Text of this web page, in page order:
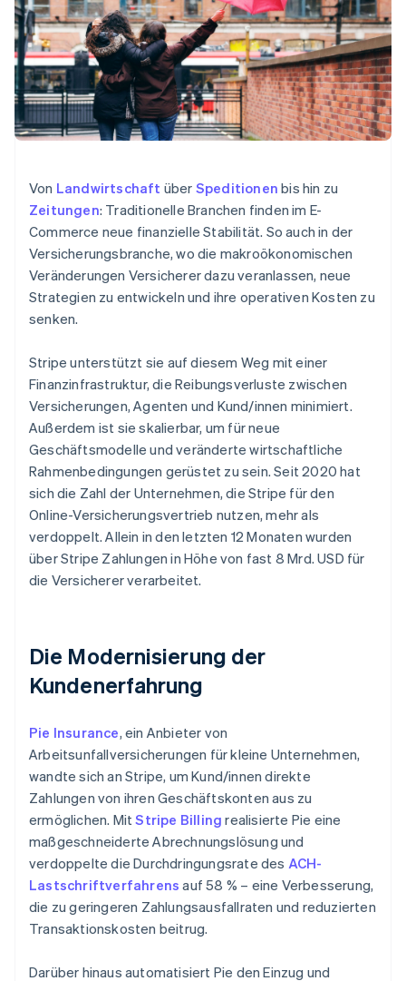
Zugriff auf mehr als
125
Terminal
Zahlungen vor Ort
Authorization
Boost
Optimierung der
Autorisierungsraten
Bezahlvorgang
Financial
Connections
Verbundene
Finanzdaten
Data Pipeline
Datensynchronisierung
Ausblick
Radar
Betrugsprävention
Start-up-Gründung
CO₂-Entnahme
Identity
Online-Identitätsprüfung
Stripe-Sessions 2026
Erfahren Sie, wie Stripe Lösungen für die
Jetzt ansehen
Geldmanagement
Plattformen
SaaS
Nach Branche
Gaming
Bewirtung, Reisen und
Versicherungen
Medien und
Unterhaltung
Organisationen
Ecosystem
Partner
Stripe App-Marktplatz
Marktplatz auf
Grundlagen der
Abonnementverwaltung
So setzen Sie
nutzungsbasierte
Abrechnung um
Stablecoin-gestützte
Karten ausgeben: So
Verwaltung von
Diensten mit Agenten
Ressourcen
API-Status
Produkt-Roadmap
Stripe Sessions
Karriere
Newsroom
Stripe Press
Sales-Team
kontaktieren
Partner werden
Von Landwirtschaft über Speditionen bis hin zu
Zeitungen: Traditionelle Branchen finden im E-
Commerce neue finanzielle Stabilität. So auch in der
Versicherungsbranche, wo die makroökonomischen
Veränderungen Versicherer dazu veranlassen, neue
Strategien zu entwickeln und ihre operativen Kosten zu
senken.
Stripe unterstützt sie auf diesem Weg mit einer
Finanzinfrastruktur, die Reibungsverluste zwischen
Versicherungen, Agenten und Kund/innen minimiert.
Außerdem ist sie skalierbar, um für neue
Geschäftsmodelle und veränderte wirtschaftliche
Rahmenbedingungen gerüstet zu sein. Seit 2020 hat
sich die Zahl der Unternehmen, die Stripe für den
Online-Versicherungsvertrieb nutzen, mehr als
verdoppelt. Allein in den letzten 12 Monaten wurden
über Stripe Zahlungen in Höhe von fast 8 Mrd. USD für
die Versicherer verarbeitet.
Die Modernisierung der
Kundenerfahrung
Pie Insurance, ein Anbieter von
Arbeitsunfallversicherungen für kleine Unternehmen,
wandte sich an Stripe, um Kund/innen direkte
Zahlungen von ihren Geschäftskonten aus zu
ermöglichen. MitStripe Billing realisierte Pie eine
maßgeschneiderte Abrechnungslösung und
verdoppelte die Durchdringungsrate des ACH-
Lastschriftverfahrens auf 58 % – eine Verbesserung,
die zu geringeren Zahlungsausfallraten und reduzierten
Transaktionskosten beitrug.
Darüber hinaus automatisiert Pie den Einzug und